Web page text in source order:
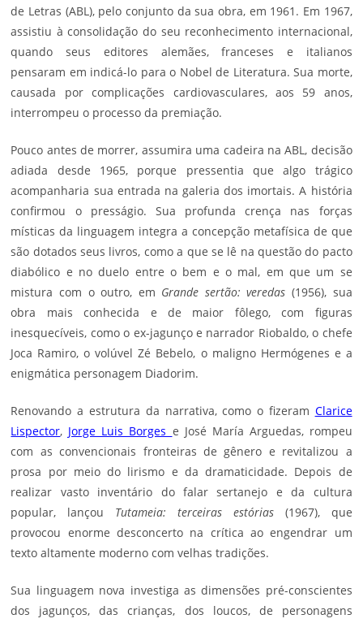
de Letras (ABL), pelo conjunto da sua obra, em 1961. Em 1967,
assistiu à consolidação do seu reconhecimento internacional,
quando seus editores alemães, franceses e italianos
pensaram em indicá-lo para o Nobel de Literatura. Sua morte,
causada por complicações cardiovasculares, aos 59 anos,
interrompeu o processo da premiação.
Pouco antes de morrer, assumira uma cadeira na ABL, decisão
adiada desde 1965, porque pressentia que algo trágico
acompanharia sua entrada na galeria dos imortais. A história
confirmou o presságio. Sua profunda crença nas forças
místicas da linguagem integra a concepção metafísica de que
são dotados seus livros, como a que se lê na questão do pacto
diabólico e no duelo entre o bem e o mal, em que um se
mistura com o outro, em Grande sertão: veredas(1956), sua
obra mais conhecida e de maior fôlego, com figuras
inesquecíveis, como o ex-jagunço e narrador Riobaldo, o chefe
Joca Ramiro, o volúvel Zé Bebelo, o maligno Hermógenes e a
enigmática personagem Diadorim.
Renovando a estrutura da narrativa, como o fizeram Clarice
Lispector, Jorge Luis Borges e José María Arguedas, rompeu
com as convencionais fronteiras de gênero e revitalizou a
prosa por meio do lirismo e da dramaticidade. Depois de
realizar vasto inventário do falar sertanejo e da cultura
popular, lançou Tutameia: terceiras estórias (1967), que
provocou enorme desconcerto na crítica ao engendrar um
texto altamente moderno com velhas tradições.
Sua linguagem nova investiga as dimensões pré-conscientes
dos jagunços, das crianças, dos loucos, de personagens